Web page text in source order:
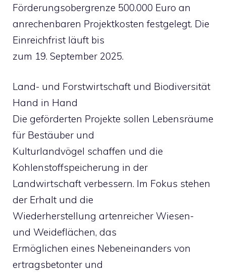
Förderungsobergrenze 500.000 Euro an
anrechenbaren Projektkosten festgelegt. Die
Einreichfrist läuft bis
zum 19. September 2025.
Land- und Forstwirtschaft und Biodiversität
Hand in Hand
Die geförderten Projekte sollen Lebensräume
für Bestäuber und
Kulturlandvögel schaffen und die
Kohlenstoffspeicherung in der
Landwirtschaft verbessern. Im Fokus stehen
der Erhalt und die
Wiederherstellung artenreicher Wiesen-
und Weideflächen, das
Ermöglichen eines Nebeneinanders von
ertragsbetonter und